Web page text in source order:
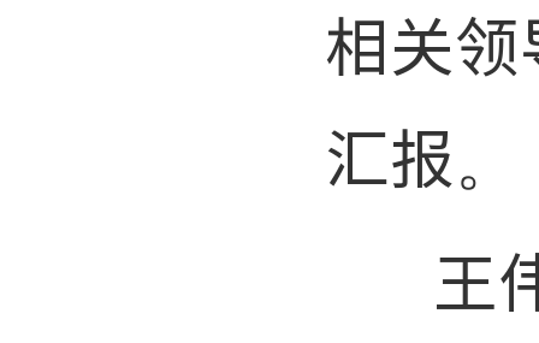
相关
汇报。
王伟